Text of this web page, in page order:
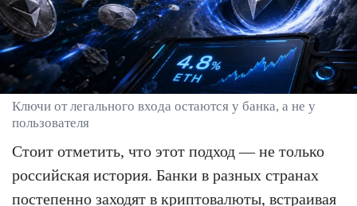
Ключи от легального входа остаются у банка, а не у
пользователя
Стоит отметить, что этот подход — не только
российская история. Банки в разных странах
постепенно заходят в криптовалюты, встраивая